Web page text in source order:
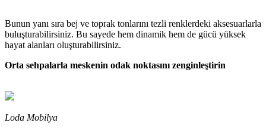
Bunun yanı sıra bej ve toprak tonlarını tezli renklerdeki aksesuarlarla
buluşturabilirsiniz. Bu sayede hem dinamik hem de gücü yüksek
hayat alanları oluşturabilirsiniz.
Orta sehpalarla meskenin odak noktasını zenginleştirin
Loda Mobilya